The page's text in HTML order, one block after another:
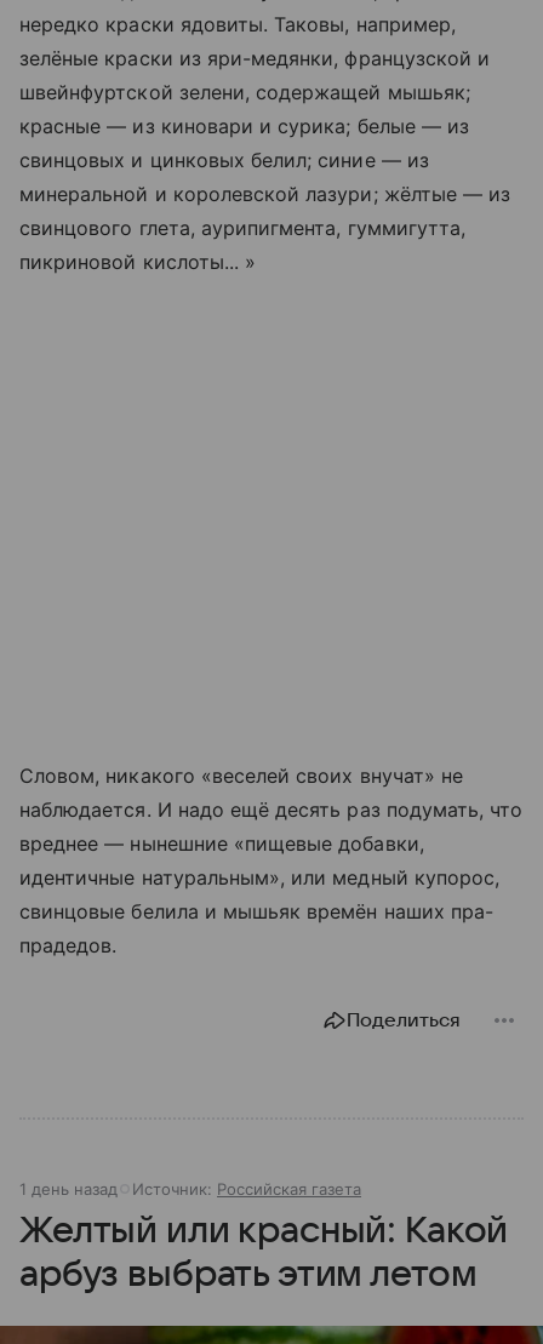
нередко краски ядовиты. Таковы, например,
зелёные краски из яри-медянки, французской и
швейнфуртской зелени, содержащей мышьяк;
красные — из киновари и сурика; белые — из
свинцовых и цинковых белил; синие — из
минеральной и королевской лазури; жёлтые — из
свинцового глета, аурипигмента, гуммигутта,
пикриновой кислоты... »
Словом, никакого «веселей своих внучат» не
наблюдается. И надо ещё десять раз подумать, что
вреднее — нынешние «пищевые добавки,
идентичные натуральным», или медный купорос,
свинцовые белила и мышьяк времён наших пра-
прадедов.
Поделиться
1 день назад Источник: Российская газета
Желтый или красный: Какой
арбуз выбрать этим летом